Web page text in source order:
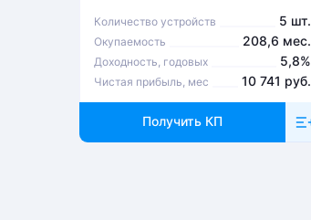
Количество устройств 5 шт.
Окупаемость 208,6 мес.
Доходность, годовых 5,8%
Чистая прибыль, мес 10 741 руб.
Получить КП